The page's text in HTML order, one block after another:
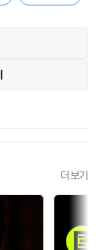
더보기